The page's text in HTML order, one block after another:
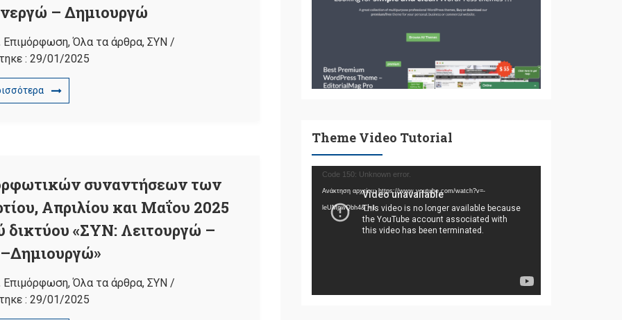
– Δημιουργώ
Επιμόρφωση,Όλα τα άρθρα, ΣΥΝ/
: 29/01/2025
συναντήσεων των
Απριλίου και Μαΐου 2025
δικτύου «ΣΥΝ: Λειτουργώ –
Επιμόρφωση,Όλα τα άρθρα, ΣΥΝ/
: 29/01/2025
Theme Video Tutorial
Πρόγραμμα
Αναπαραγωγής
Βίντεο
Code 150: Unknown error.
Ανάκτηση αρχείου: https://www.youtube.com/watch?v=-
leUMpwQbh4&_=1